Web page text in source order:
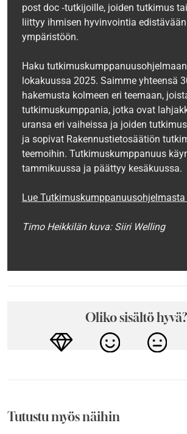
post doc ‑tutkijoille, joiden tutkimus
liittyy ihmisen hyvinvointia
ympäristöön.
Haku
lokakuussa 2025. Saimme yhteensä
hakemusta kolmeen eri teemaan,
tutkimuskumppania, jotka ovat
uransa eri vaiheissa ja joiden
ja sopivat Rakennustietosäätiön
teemoihin. Tutkimuskumppanuus
tammikuussa ja päättyy kesäkuussa.
Lue Tutkimuskumppanuusohjelmasta
Timo Heikkilän kuva: Siiri Welling
Oliko sisältö hyvä?
Tutustu myös näihin